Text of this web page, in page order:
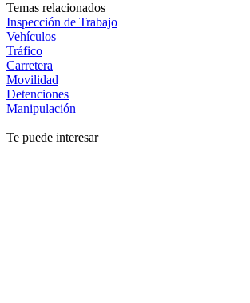
Temas relacionados
Inspección de Trabajo
Vehículos
Tráfico
Carretera
Movilidad
Detenciones
Manipulación
Te puede interesar